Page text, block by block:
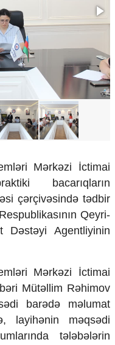
Mərkəzi İctimai
bacarıqların
çərçivəsində tədbir
Qeyri-
Dəstəyi Agentliyinin
Mərkəzi İctimai
Mütəllim Rəhimov
barədə məlumat
layihənin məqsədi
tələbələrin